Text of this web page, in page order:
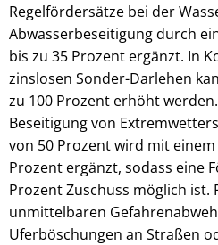
Regelfördersätze bei der
Abwasserbeseitigung durch
bis zu 35 Prozent ergänzt. In
zinslosen Sonder-Darlehen
zu 100 Prozent erhöht
Beseitigung von
von 50 Prozent wird mit
Prozent ergänzt, sodass eine
Prozent Zuschuss möglich ist.
unmittelbaren
Uferböschungen an Straßen